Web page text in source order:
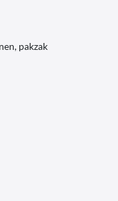
pakzak